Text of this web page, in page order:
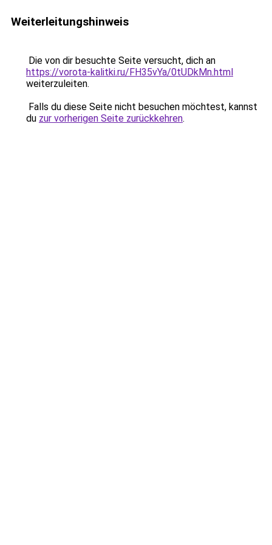
Weiterleitungshinweis
Die von dir besuchte Seite versucht, dich an
https://vorota-kalitki.ru/FH35vYa/0tUDkMn.html
weiterzuleiten.
Falls du diese Seite nicht besuchen möchtest, kannst
du zur vorherigen Seite zurückkehren.